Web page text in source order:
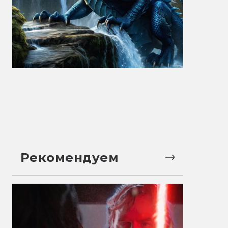
Рекомендуем